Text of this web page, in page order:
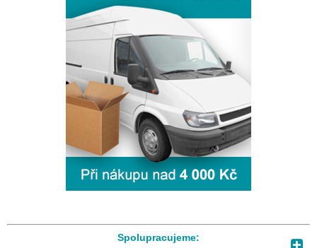
Spolupracujeme: